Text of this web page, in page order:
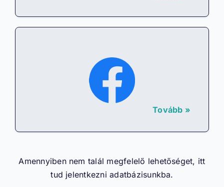
Tovább »
Amennyiben nem talál megfelelő lehetőséget, itt
tud jelentkezni adatbázisunkba.